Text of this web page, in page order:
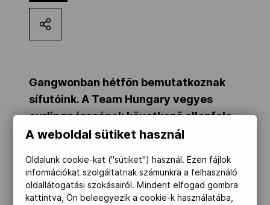
Kettőskarrier-program
Társszervezetek
OVEP
Adatbank
Gangwonban hétfőn bemutatkoznak
sífutóink. A Team Hungary vegyes
curlingpárosának következő ellenfele
Korea.
SÍFUTÁSAlpensia Biathlon Centre
lány sprint szabadstílusú kvalifikáció
A weboldal sütiket használ
Oldalunk cookie-kat ("sütiket") használ. Ezen fájlok
információkat szolgáltatnak számunkra a felhasználó
oldallátogatási szokásairól. Mindent elfogad gombra
kattintva, Ön beleegyezik a cookie-k használatába,